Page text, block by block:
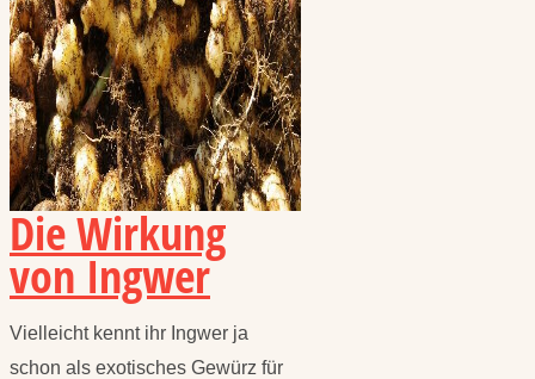
Die Wirkung
von Ingwer
Vielleicht kennt ihr Ingwer ja
schon als exotisches Gewürz für